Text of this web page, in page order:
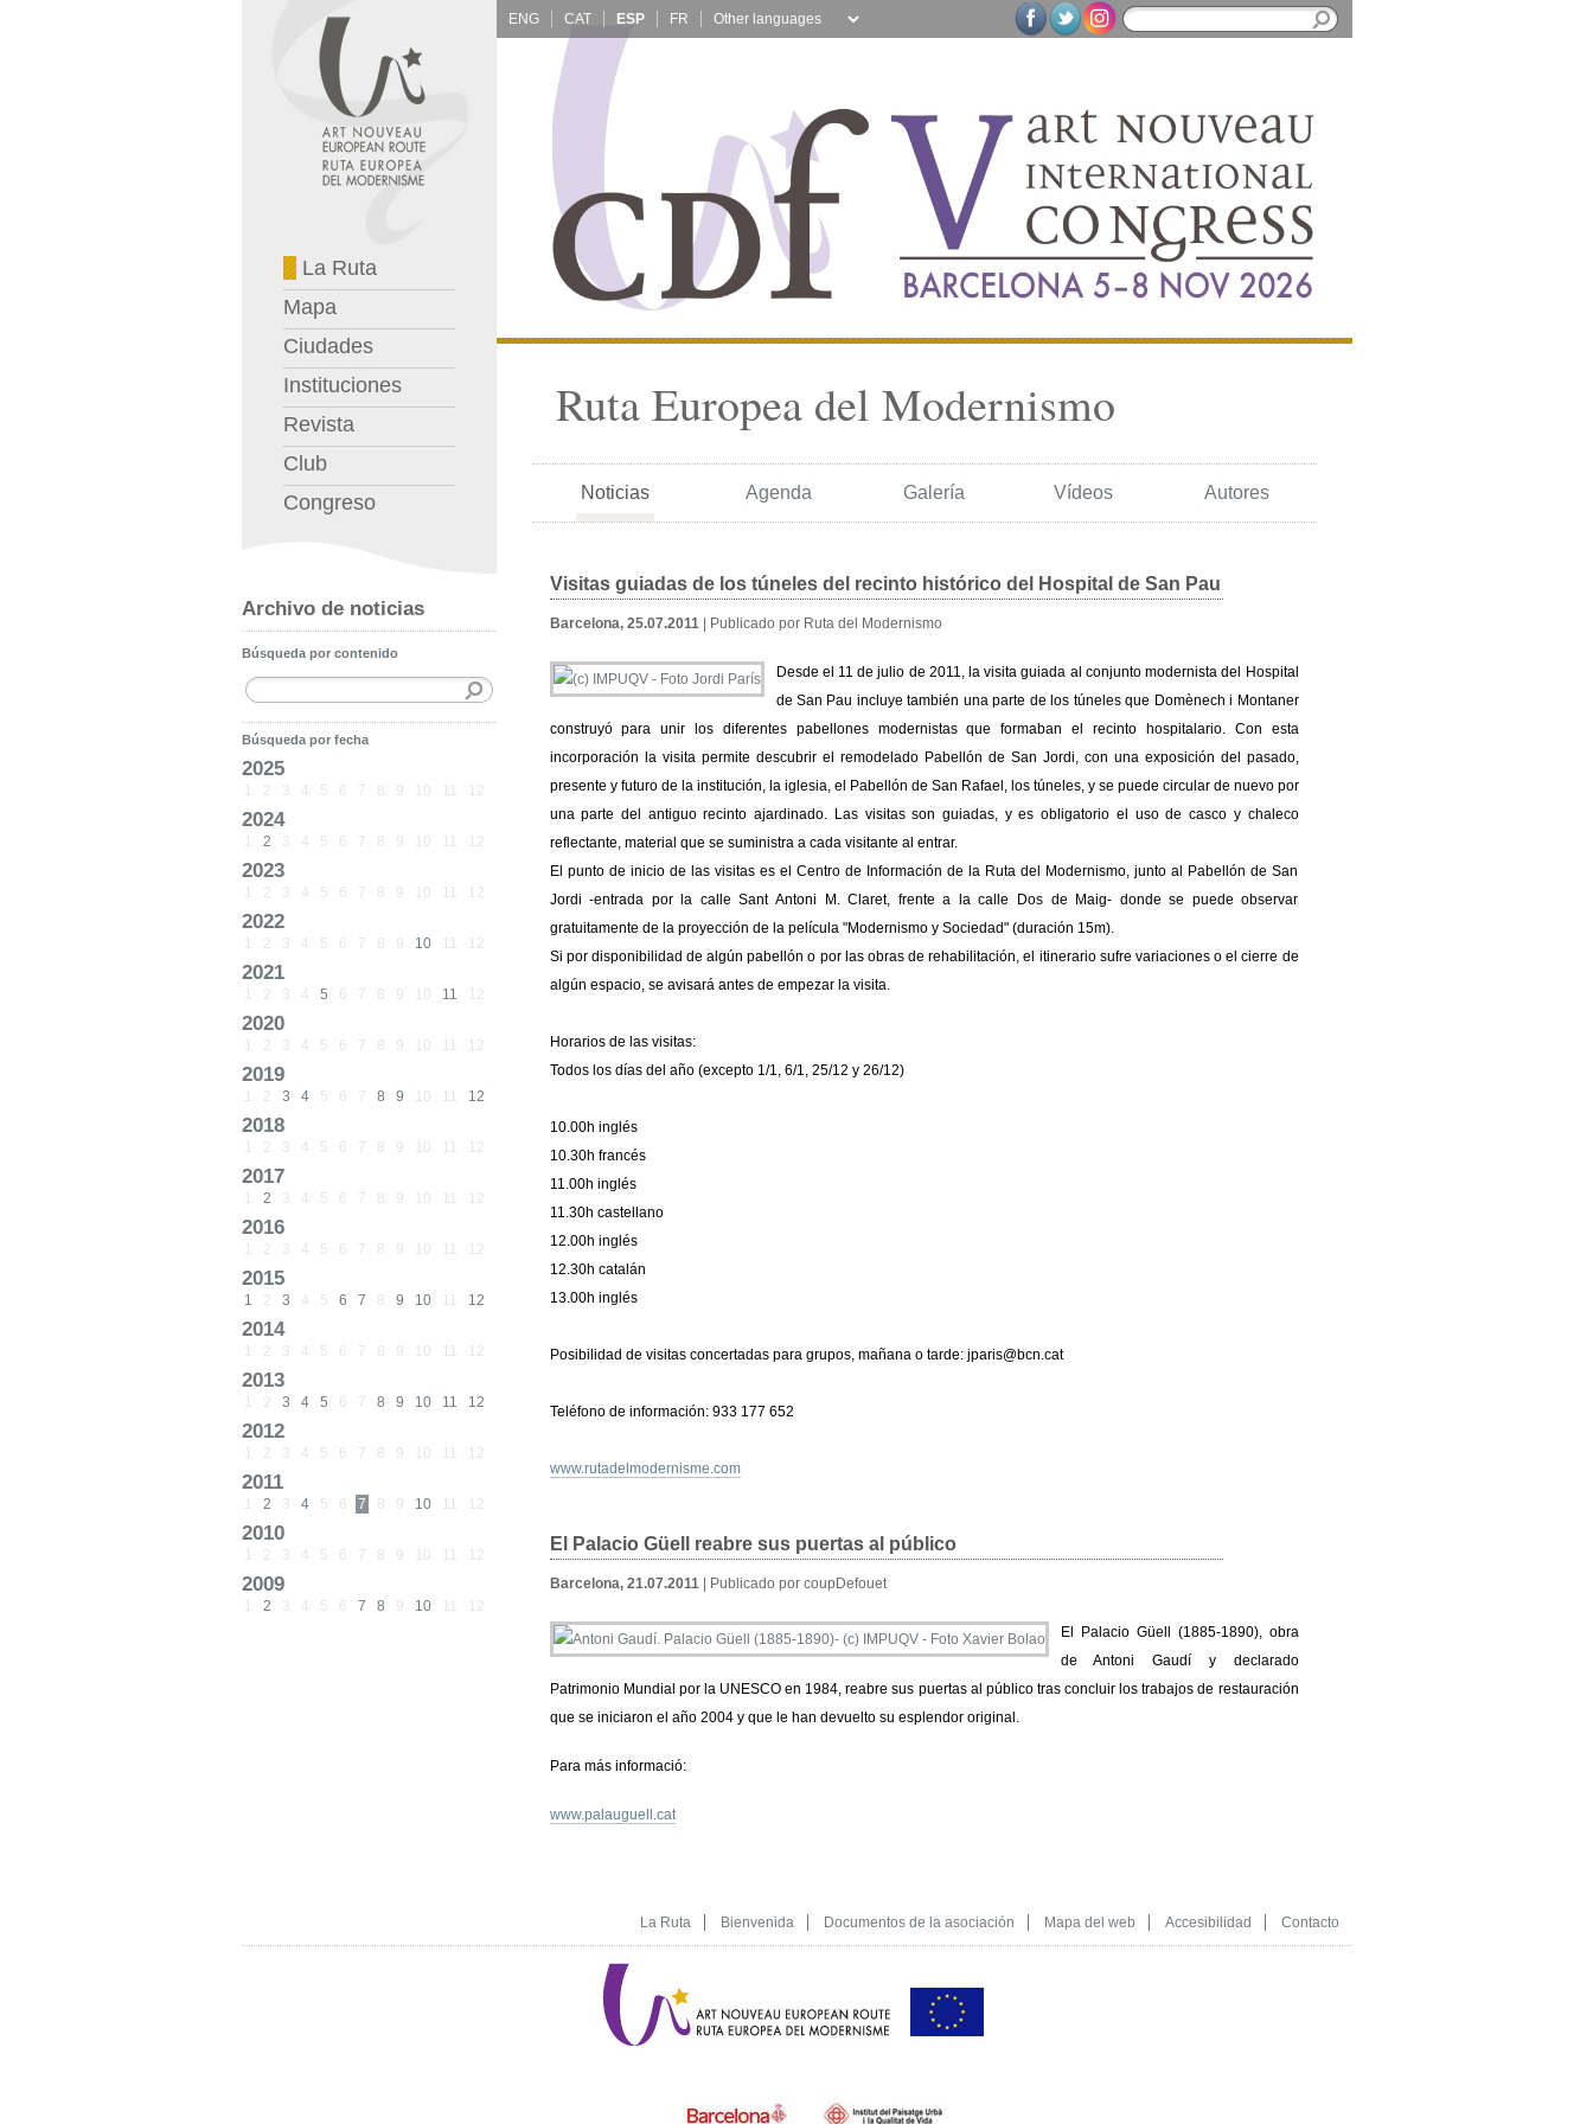
La Ruta
Mapa
Ciudades
Instituciones
Revista
Club
Congreso
Archivo de noticias
Búsqueda por contenido
Búsqueda por fecha
2025
1 2 3 4 5 6 7 8 9 10 11 12
2024
1 2 3 4 5 6 7 8 9 10 11 12
2023
1 2 3 4 5 6 7 8 9 10 11 12
2022
1 2 3 4 5 6 7 8 9 10 11 12
2021
1 2 3 4 5 6 7 8 9 10 11 12
2020
1 2 3 4 5 6 7 8 9 10 11 12
2019
1 2 3 4 5 6 7 8 9 10 11 12
2018
1 2 3 4 5 6 7 8 9 10 11 12
2017
1 2 3 4 5 6 7 8 9 10 11 12
2016
1 2 3 4 5 6 7 8 9 10 11 12
2015
1 2 3 4 5 6 7 8 9 10 11 12
2014
1 2 3 4 5 6 7 8 9 10 11 12
2013
1 2 3 4 5 6 7 8 9 10 11 12
2012
1 2 3 4 5 6 7 8 9 10 11 12
2011
1 2 3 4 5 6 7 8 9 10 11 12
2010
1 2 3 4 5 6 7 8 9 10 11 12
2009
1 2 3 4 5 6 7 8 9 10 11 12
ENG CAT ESP FR
Ruta Europea del Modernismo
Noticias Agenda Galería Vídeos Autores
Visitas guiadas de los túneles del recinto histórico del Hospital de San Pau
Barcelona, 25.07.2011| Publicado por Ruta del Modernismo
Desde el 11 de julio de 2011, la visita guiada al conjunto modernista del Hospital
de San Pau incluye también una parte de los túneles que Domènech i Montaner
construyó para unir los diferentes pabellones modernistas que formaban el recinto hospitalario. Con esta
incorporación la visita permite descubrir el remodelado Pabellón de San Jordi, con una exposición del pasado,
presente y futuro de la institución, la iglesia, el Pabellón de San Rafael, los túneles, y se puede circular de nuevo por
una parte del antiguo recinto ajardinado. Las visitas son guiadas, y es obligatorio el uso de casco y chaleco
reflectante, material que se suministra a cada visitante al entrar.
El punto de inicio de las visitas es el Centro de Información de la Ruta del Modernismo, junto al Pabellón de San
Jordi -entrada por la calle Sant Antoni M. Claret, frente a la calle Dos de Maig- donde se puede observar
gratuitamente de la proyección de la película "Modernismo y Sociedad" (duración 15m).
Si por disponibilidad de algún pabellón o por las obras de rehabilitación, el itinerario sufre variaciones o el cierre de
algún espacio, se avisará antes de empezar la visita.
Horarios de las visitas:
Todos los días del año (excepto 1/1, 6/1, 25/12 y 26/12)
10.00h inglés
10.30h francés
11.00h inglés
11.30h castellano
12.00h inglés
12.30h catalán
13.00h inglés
Posibilidad de visitas concertadas para grupos, mañana o tarde: jparis@bcn.cat
Teléfono de información: 933 177 652
www.rutadelmodernisme.com
El Palacio Güell reabre sus puertas al público
Barcelona, 21.07.2011| Publicado por coupDefouet
El Palacio Güell (1885-1890), obra
de Antoni Gaudí y declarado
Patrimonio Mundial por la UNESCO en 1984, reabre sus puertas al público tras concluir los trabajos de restauración
que se iniciaron el año 2004 y que le han devuelto su esplendor original.
Para más informació:
www.palauguell.cat
La Ruta Bienvenida Documentos de la asociación Mapa del web Accesibilidad Contacto